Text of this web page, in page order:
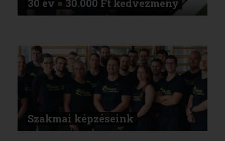
30 év = 30.000 Ft kedvezmény
Szakmai képzéseink